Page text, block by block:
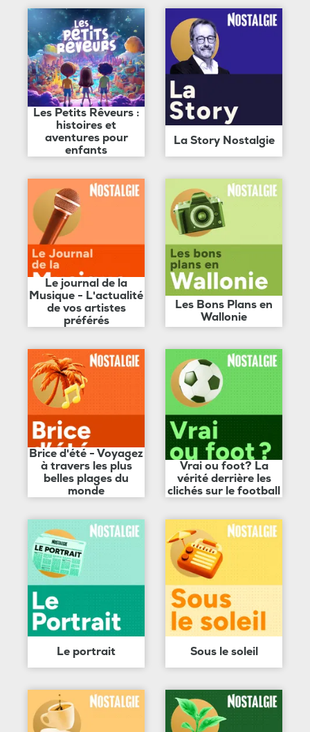
Les Petits Rêveurs :
histoires et
aventures pour
enfants
La Story Nostalgie
Le journal de la
Musique - L'actualité
de vos artistes
préférés
Les Bons Plans en
Wallonie
Brice d'été - Voyagez
à travers les plus
belles plages du
monde
Vrai ou foot? La
vérité derrière les
clichés sur le football
Le portrait Sous le soleil